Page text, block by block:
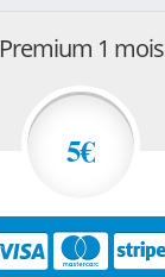
Premium 1 mois
5€